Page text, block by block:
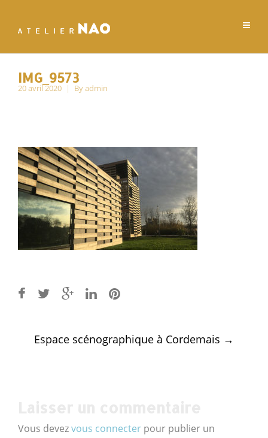
IMG_9573
20 avril 2020 Byadmin
Post
navigation
Espace scénographique à Cordemais →
Vous devezvous connecter pour publier un